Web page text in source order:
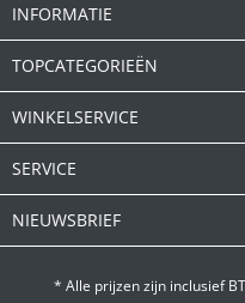
INFORMATIE
TOPCATEGORIEËN
WINKELSERVICE
SERVICE
NIEUWSBRIEF
* Alle prijzen zijn inclusief